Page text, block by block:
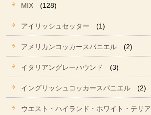
MIX (128)
アイリッシュセッター (1)
アメリカンコッカースパニエル (2)
イタリアングレーハウンド (3)
イングリッシュコッカースパニエル (2)
ウエスト・ハイランド・ホワイト・テリア